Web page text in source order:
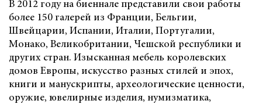
В 2012 году на биеннале представили свои работы
более 150 галерей из Франции, Бельгии,
Швейцарии, Испании, Италии, Португалии,
Монако, Великобритании, Чешской республики и
других стран. Изысканная мебель королевских
домов Европы, искусство разных стилей и эпох,
книги и манускрипты, археологические ценности,
оружие, ювелирные изделия, нумизматика,